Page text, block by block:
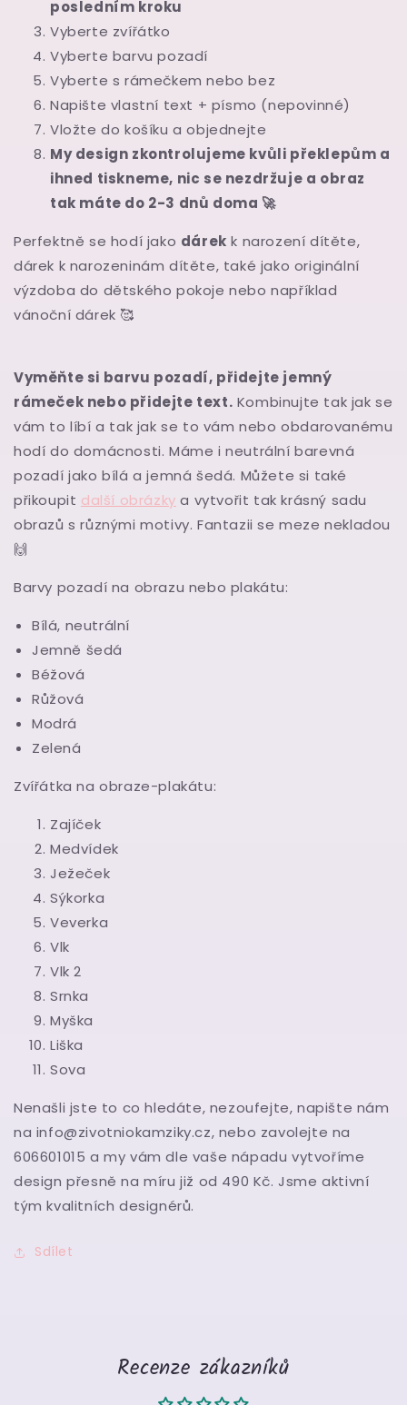
posledním kroku
Vyberte zvířátko
Vyberte barvu pozadí
Vyberte s rámečkem nebo bez
Napište vlastní text + písmo (nepovinné)
Vložte do košíku a objednejte
My design zkontrolujeme kvůli překlepům a
ihned tiskneme, nic se nezdržuje a obraz
tak máte do 2-3 dnů doma 🚀
Perfektně se hodí jako dárek k narození dítěte,
dárek k narozeninám dítěte, také jako originální
výzdoba do dětského pokoje nebo například
vánoční dárek 🥰
Vyměňte si barvu pozadí, přidejte jemný
rámeček nebo přidejte text. Kombinujte tak jak se
vám to líbí a tak jak se to vám nebo obdarovanému
hodí do domácnosti. Máme i neutrální barevná
pozadí jako bílá a jemná šedá. Můžete si také
přikoupit další obrázky a vytvořit tak krásný sadu
obrazů s různými motivy. Fantazii se meze nekladou
🙌
Barvy pozadí na obrazu nebo plakátu:
Bílá, neutrální
Jemně šedá
Béžová
Růžová
Modrá
Zelená
Zvířátka na obraze-plakátu:
Zajíček
Medvídek
Ježeček
Sýkorka
Veverka
Vlk
Vlk 2
Srnka
Myška
Liška
Sova
Nenašli jste to co hledáte, nezoufejte, napište nám
na info@zivotniokamziky.cz, nebo zavolejte na
606601015 a my vám dle vaše nápadu vytvoříme
design přesně na míru již od 490 Kč. Jsme aktivní
tým kvalitních designérů.
Sdílet
Recenze zákazníků